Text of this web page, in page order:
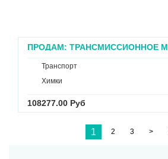
ПРОДАМ: ТРАНСМИССИОННОЕ
Транспорт
Химки
108277.00 Руб
1 2 3 >